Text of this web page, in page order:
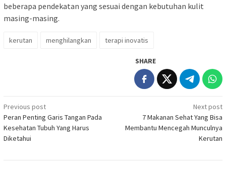
beberapa pendekatan yang sesuai dengan kebutuhan kulit
masing-masing.
kerutan menghilangkan terapi inovatis
SHARE
Post
navigation
Previous post
Peran Penting Garis Tangan Pada
Kesehatan Tubuh Yang Harus
Diketahui
Next post
7 Makanan Sehat Yang Bisa
Membantu Mencegah Munculnya
Kerutan